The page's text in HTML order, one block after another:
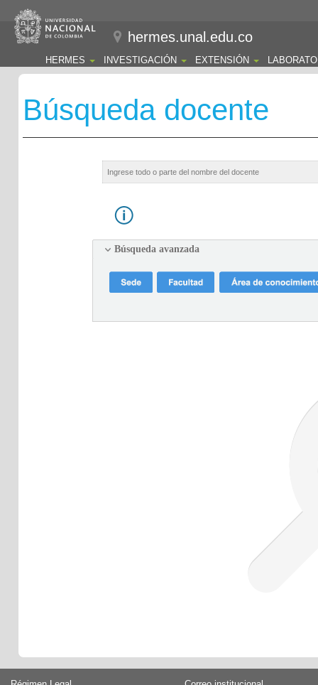
hermes.unal.edu.co
HERMES INVESTIGACIÓN EXTENSIÓN
Búsqueda docente
Búsqueda avanzada